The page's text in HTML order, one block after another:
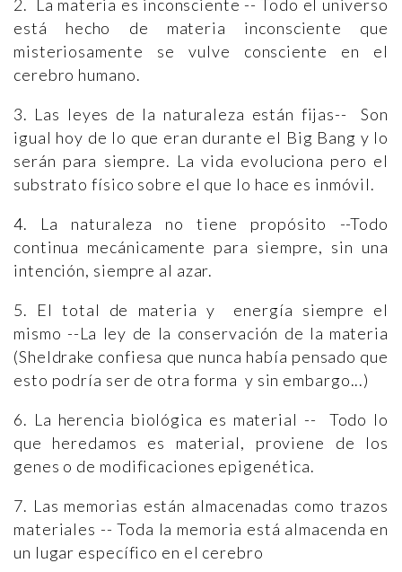
2. La materia es inconsciente -- Todo el universo
está hecho de materia inconsciente que
misteriosamente se vulve consciente en el
cerebro humano.
3. Las leyes de la naturaleza están fijas-- Son
igual hoy de lo que eran durante el Big Bang y lo
serán para siempre. La vida evoluciona pero el
substrato físico sobre el que lo hace es inmóvil.
4. La naturaleza no tiene propósito --Todo
continua mecánicamente para siempre, sin una
intención, siempre al azar.
5. El total de materia y energía siempre el
mismo --La ley de la conservación de la materia
(Sheldrake confiesa que nunca había pensado que
esto podría ser de otra forma y sin embargo...)
6. La herencia biológica es material -- Todo lo
que heredamos es material, proviene de los
genes o de modificaciones epigenética.
7. Las memorias están almacenadas como trazos
materiales -- Toda la memoria está almacenda en
un lugar específico en el cerebro